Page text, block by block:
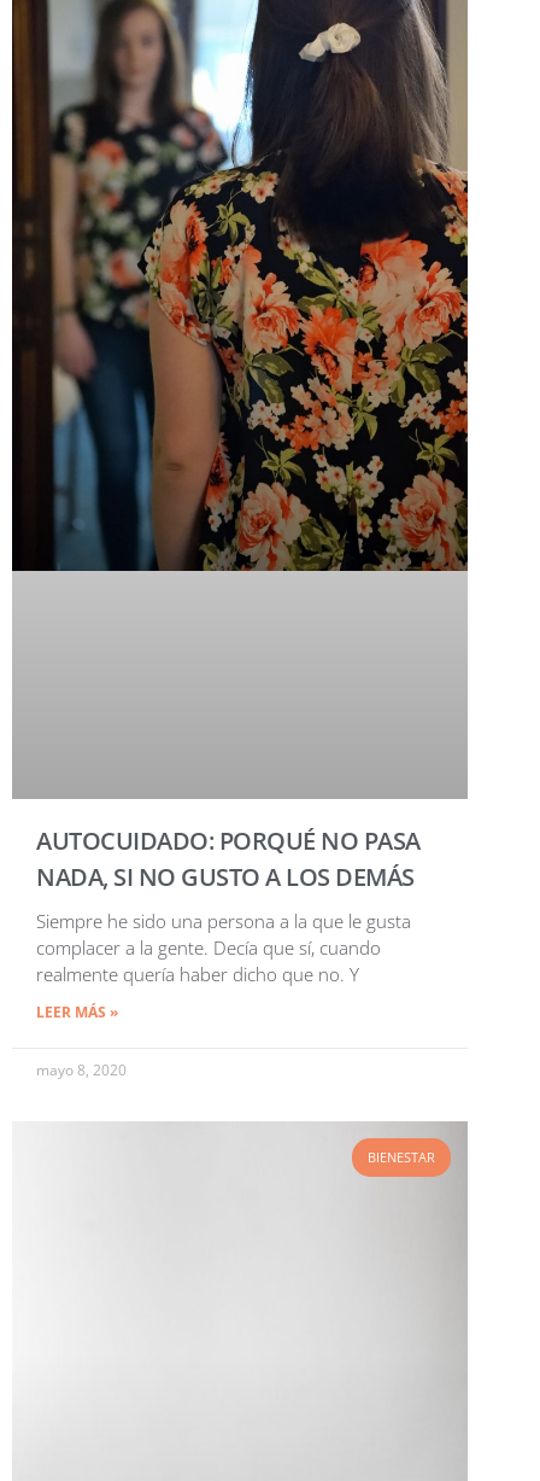
AUTOCUIDADO: PORQUÉ NO PASA
NADA, SI NO GUSTO A LOS DEMÁS
Siempre he sido una persona a la que le gusta
complacer a la gente. Decía que sí, cuando
realmente quería haber dicho que no. Y
LEER MÁS »
mayo 8, 2020
BIENESTAR